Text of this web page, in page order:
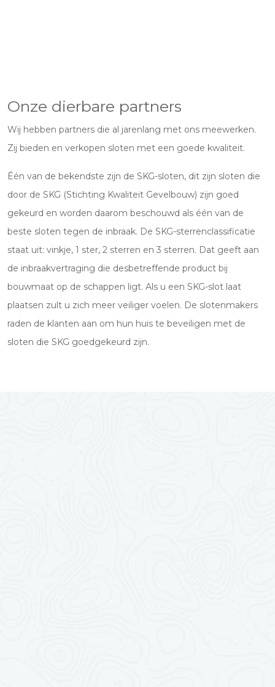
Onze dierbare partners
Wij hebben partners die al jarenlang met ons meewerken.
Zij bieden en verkopen sloten met een goede kwaliteit.
Één van de bekendste zijn de SKG-sloten, dit zijn sloten die
door de SKG (Stichting Kwaliteit Gevelbouw) zijn goed
gekeurd en worden daarom beschouwd als één van de
beste sloten tegen de inbraak. De SKG-sterrenclassificatie
staat uit: vinkje, 1 ster, 2 sterren en 3 sterren. Dat geeft aan
de inbraakvertraging die desbetreffende product bij
bouwmaat op de schappen ligt. Als u een SKG-slot laat
plaatsen zult u zich meer veiliger voelen. De slotenmakers
raden de klanten aan om hun huis te beveiligen met de
sloten die SKG goedgekeurd zijn.